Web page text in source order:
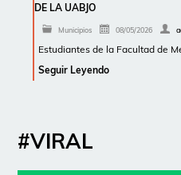
DE LA UABJO
Municipios 08/05/2026
Estudiantes de la Facultad de
Seguir Leyendo
#VIRAL